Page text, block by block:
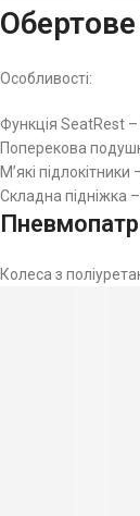
Особливості:
Функція SeatRest
Поперекова
М’які
Складна підніжка
Колеса з